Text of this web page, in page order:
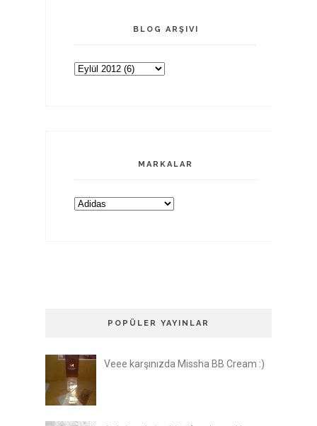
BLOG ARŞIVI
MARKALAR
POPÜLER YAYINLAR
Veee karşınızda Missha BB Cream :)